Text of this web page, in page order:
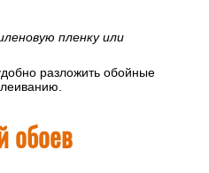
пленку или
разложить обойные
обоев